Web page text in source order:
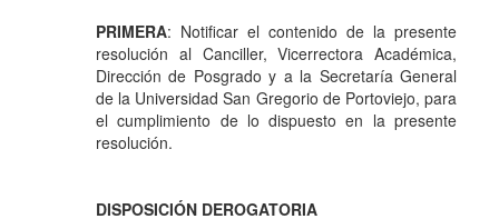
PRIMERA: Notificar el contenido de la presente
resolución al Canciller, Vicerrectora Académica,
Dirección de Posgrado y a la Secretaría General
de la Universidad San Gregorio de Portoviejo, para
el cumplimiento de lo dispuesto en la presente
resolución.
DISPOSICIÓN DEROGATORIA